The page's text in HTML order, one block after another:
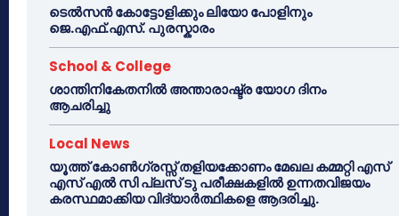
ടെൽസൻ കോട്ടോളിക്കും ലിയോ പോളിനും
ജെ.എഫ്.എസ്. പുരസ്കാരം
School & College
ശാന്തിനികേതനിൽ അന്താരാഷ്ട്ര യോഗ ദിനം
ആചരിച്ചു
Local News
യൂത്ത് കോൺഗ്രസ്സ് തളിയക്കോണം മേഖല കമ്മറ്റി എസ്
എസ് എൽ സി പ്ലസ് ടു പരീക്ഷകളിൽ ഉന്നതവിജയം
കരസ്ഥമാക്കിയ വിദ്യാർത്ഥികളെ ആദരിച്ചു.